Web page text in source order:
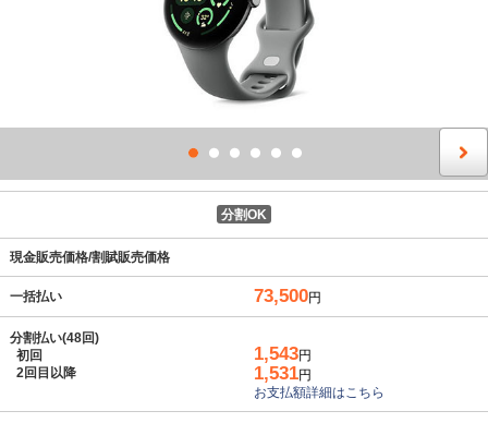
分割OK
現金販売価格/割賦販売価格
一括払い 73,500円
分割払い(48回)
初回
2回目以降
1,543円
1,531円
お支払額詳細はこちら